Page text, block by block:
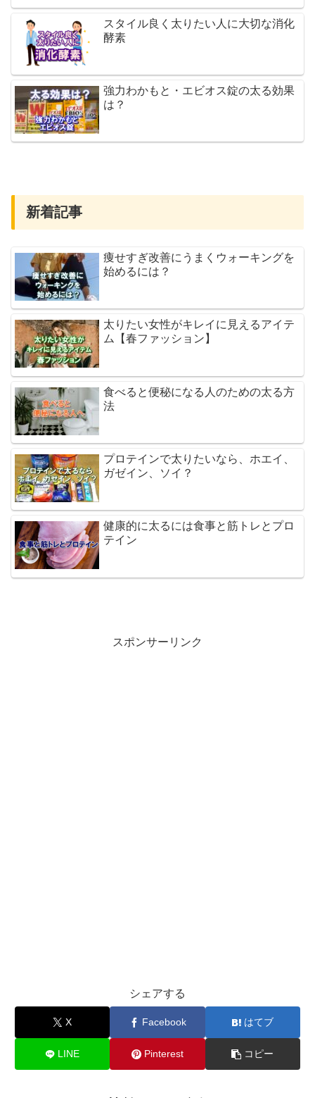
スタイル良く太りたい人に大切な消化
酵素
強力わかもと・エビオス錠の太る効果
は？
新着記事
痩せすぎ改善にうまくウォーキングを
始めるには？
太りたい女性がキレイに見えるアイテ
ム【春ファッション】
食べると便秘になる人のための太る方
法
プロテインで太りたいなら、ホエイ、
ガゼイン、ソイ？
健康的に太るには食事と筋トレとプロ
テイン
スポンサーリンク
シェアする
X Facebook はてブ
LINE Pinterest コピー